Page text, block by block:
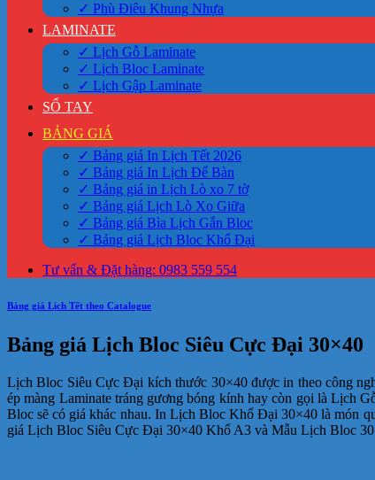
✓ Phù Điêu Khung Nhựa
LAMINATE
✓ Lịch Gỗ Laminate
✓ Lịch Bloc Laminate
✓ Lịch Gập Laminate
SỔ TAY
BẢNG GIÁ
✓ Bảng giá In Lịch Tết 2026
✓ Bảng giá In Lịch Để Bàn
✓ Bảng giá in Lịch Lò xo 7 tờ
✓ Bảng giá Lịch Lò Xo Giữa
✓ Bảng giá Bìa Lịch Gắn Bloc
✓ Bảng giá Lịch Bloc Khổ Đại
Tư vấn & Đặt hàng: 0983 559 554
Bảng giá Lịch Tết theo Catalogue
Bảng giá Lịch Bloc Siêu Cực Đại 30×40
Lịch Bloc Siêu Cực Đại kích thước 30×40 được in theo công
ép màng Laminate tráng gương bóng kính hay còn gọi là Lịch
Bloc sẽ có giá khác nhau. In Lịch Bloc Khổ Đại 30×40 là món
giá Lịch Bloc Siêu Cực Đại 30×40 Khổ A3 và Mẫu Lịch Bloc